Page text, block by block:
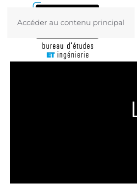
Accéder au contenu principal